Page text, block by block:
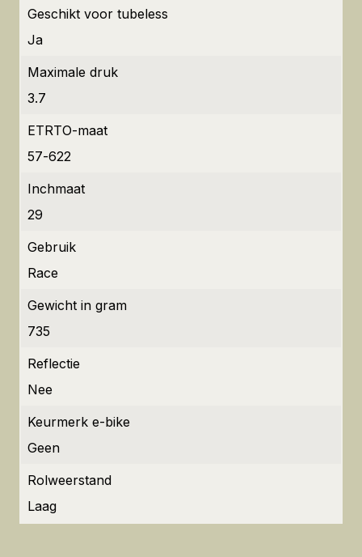
Geschikt voor tubeless
Ja
Maximale druk
3.7
ETRTO-maat
57-622
Inchmaat
29
Gebruik
Race
Gewicht in gram
735
Reflectie
Nee
Keurmerk e-bike
Geen
Rolweerstand
Laag